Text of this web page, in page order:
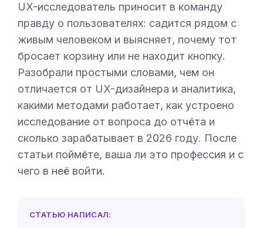
UX-исследователь приносит в команду
правду о пользователях: садится рядом с
живым человеком и выясняет, почему тот
бросает корзину или не находит кнопку.
Разобрали простыми словами, чем он
отличается от UX-дизайнера и аналитика,
какими методами работает, как устроено
исследование от вопроса до отчёта и
сколько зарабатывает в 2026 году. После
статьи поймёте, ваша ли это профессия и с
чего в неё войти.
СТАТЬЮ НАПИСАЛ: